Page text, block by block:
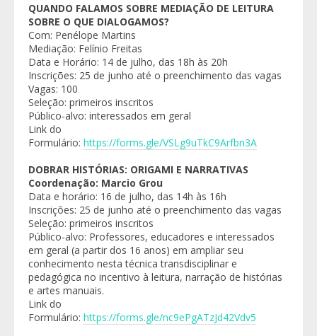
QUANDO FALAMOS SOBRE MEDIAÇÃO DE LEITURA
SOBRE O QUE DIALOGAMOS?
Com: Penélope Martins
Mediação: Felínio Freitas
Data e Horário: 14 de julho, das 18h às 20h
Inscrições: 25 de junho até o preenchimento das vagas
Vagas: 100
Seleção: primeiros inscritos
Público-alvo: interessados em geral
Link do
Formulário: https://forms.gle/VSLg9uTkC9Arfbn3A
DOBRAR HISTÓRIAS: ORIGAMI E NARRATIVAS
Coordenação: Marcio Grou
Data e horário: 16 de julho, das 14h às 16h
Inscrições: 25 de junho até o preenchimento das vagas
Seleção: primeiros inscritos
Público-alvo: Professores, educadores e interessados
em geral (a partir dos 16 anos) em ampliar seu
conhecimento nesta técnica transdisciplinar e
pedagógica no incentivo à leitura, narração de histórias
e artes manuais.
Link do
Formulário: https://forms.gle/nc9ePgATzJd42Vdv5